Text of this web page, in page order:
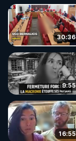
30:36
9:55
16:55